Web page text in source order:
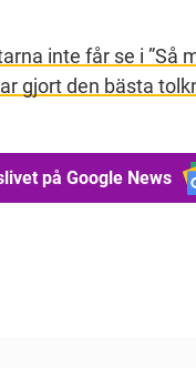
inte får se i ”Så
gjort den bästa
på Google News